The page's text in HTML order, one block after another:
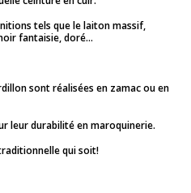
tels que le laiton massif,
fantaisie, doré...
sont réalisées en zamac ou en
leur durabilité en maroquinerie.
qui soit!